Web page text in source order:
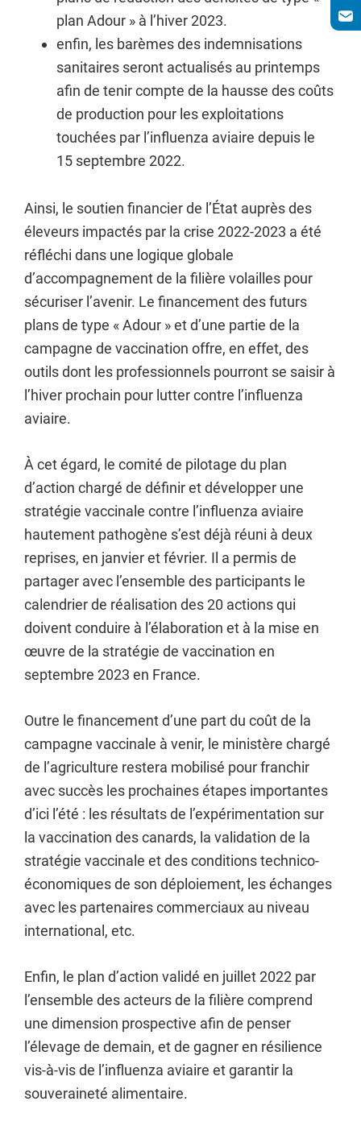
plan Adour » à l’hiver 2023.
enfin, les barèmes des indemnisations
sanitaires seront actualisés au printemps
afin de tenir compte de la hausse des coûts
de production pour les exploitations
touchées par l’influenza aviaire depuis le
15 septembre 2022.
Ainsi, le soutien financier de l’État auprès des
éleveurs impactés par la crise 2022-2023 a été
réfléchi dans une logique globale
d’accompagnement de la filière volailles pour
sécuriser l’avenir. Le financement des futurs
plans de type « Adour » et d’une partie de la
campagne de vaccination offre, en effet, des
outils dont les professionnels pourront se saisir à
l’hiver prochain pour lutter contre l’influenza
aviaire.
À cet égard, le comité de pilotage du plan
d’action chargé de définir et développer une
stratégie vaccinale contre l’influenza aviaire
hautement pathogène s’est déjà réuni à deux
reprises, en janvier et février. Il a permis de
partager avec l’ensemble des participants le
calendrier de réalisation des 20 actions qui
doivent conduire à l’élaboration et à la mise en
œuvre de la stratégie de vaccination en
septembre 2023 en France.
Outre le financement d’une part du coût de la
campagne vaccinale à venir, le ministère chargé
de l’agriculture restera mobilisé pour franchir
avec succès les prochaines étapes importantes
d’ici l’été : les résultats de l’expérimentation sur
la vaccination des canards, la validation de la
stratégie vaccinale et des conditions technico-
économiques de son déploiement, les échanges
avec les partenaires commerciaux au niveau
international, etc.
Enfin, le plan d’action validé en juillet 2022 par
l’ensemble des acteurs de la filière comprend
une dimension prospective afin de penser
l’élevage de demain, et de gagner en résilience
vis-à-vis de l’influenza aviaire et garantir la
souveraineté alimentaire.